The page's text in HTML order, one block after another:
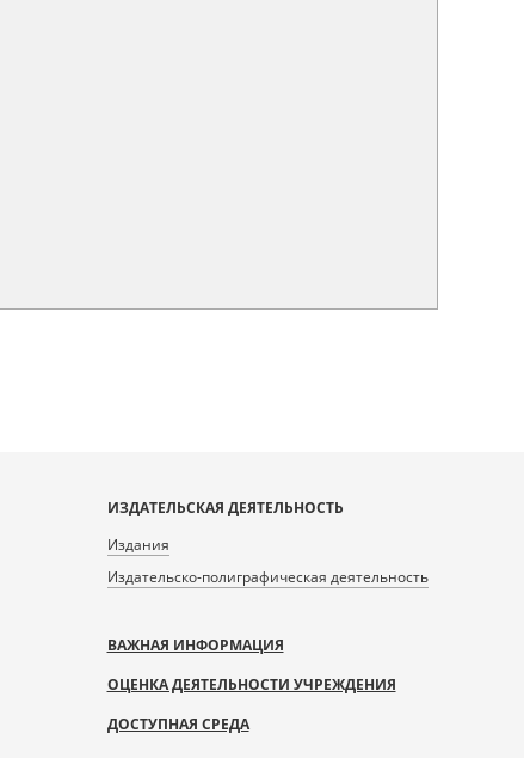
ИЗДАТЕЛЬСКАЯ ДЕЯТЕЛЬНОСТЬ
Издания
Издательско-полиграфическая деятельность
ВАЖНАЯ ИНФОРМАЦИЯ
ОЦЕНКА ДЕЯТЕЛЬНОСТИ УЧРЕЖДЕНИЯ
ДОСТУПНАЯ СРЕДА